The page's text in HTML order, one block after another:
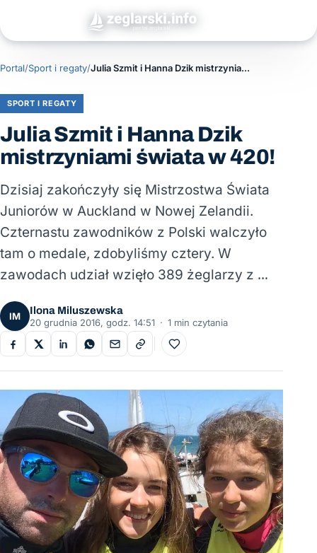
Portal/Sport i regaty/ Julia Szmit i Hanna Dzik mistrzyniami świata w 420!
SPORT I REGATY
Julia Szmit i Hanna Dzik
mistrzyniami świata w 420!
Dzisiaj zakończyły się Mistrzostwa Świata
Juniorów w Auckland w Nowej Zelandii.
Czternastu zawodników z Polski walczyło
tam o medale, zdobyliśmy cztery. W
zawodach udział wzięło 389 żeglarzy z …
IM
Ilona Miluszewska
20 grudnia 2016, godz. 14:51 · 1 min czytania
Do ulubionych